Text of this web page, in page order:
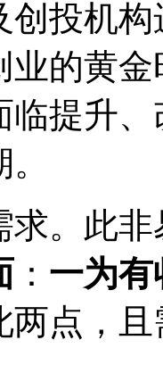
创投机
业的黄
临提升
求。此非
： 一为
两点，